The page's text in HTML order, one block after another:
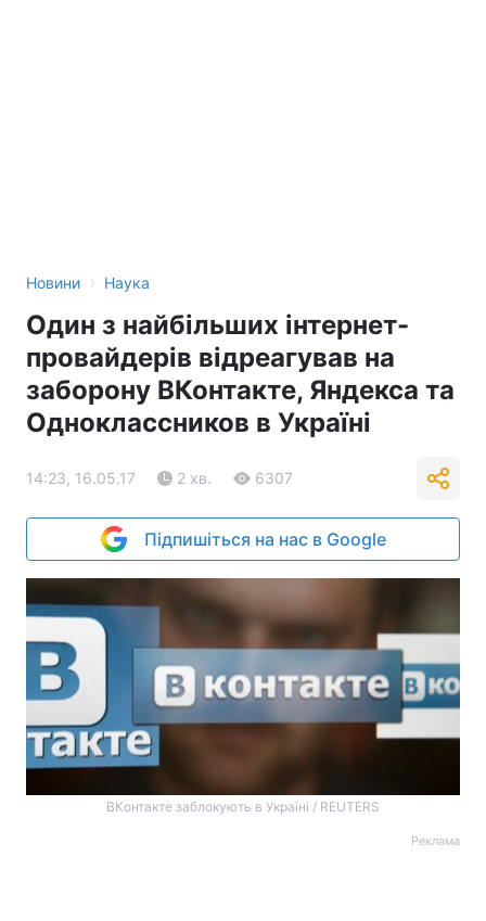
Новини › Наука
Один з найбільших інтернет-
провайдерів відреагував на
заборону ВКонтакте, Яндекса та
Одноклассников в Україні
14:23, 16.05.17 2 хв. 6307
Підпишіться на нас в Google
ВКонтакте заблокують в Україні / REUTERS
Реклама